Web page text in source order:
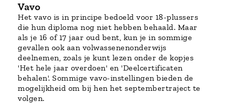
Vavo
Het vavo is in principe bedoeld voor 18-plussers
die hun diploma nog niet hebben behaald. Maar
als je 16 of 17 jaar oud bent, kun je in sommige
gevallen ook aan volwassenenonderwijs
deelnemen, zoals je kunt lezen onder de kopjes
'Het hele jaar overdoen' en 'Deelcertificaten
behalen'. Sommige vavo-instellingen bieden de
mogelijkheid om bij hen het septembertraject te
volgen.